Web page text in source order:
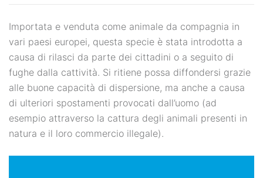
Importata e venduta come animale da compagnia in
vari paesi europei, questa specie è stata introdotta a
causa di rilasci da parte dei cittadini o a seguito di
fughe dalla cattività. Si ritiene possa diffondersi grazie
alle buone capacità di dispersione, ma anche a causa
di ulteriori spostamenti provocati dall’uomo (ad
esempio attraverso la cattura degli animali presenti in
natura e il loro commercio illegale).